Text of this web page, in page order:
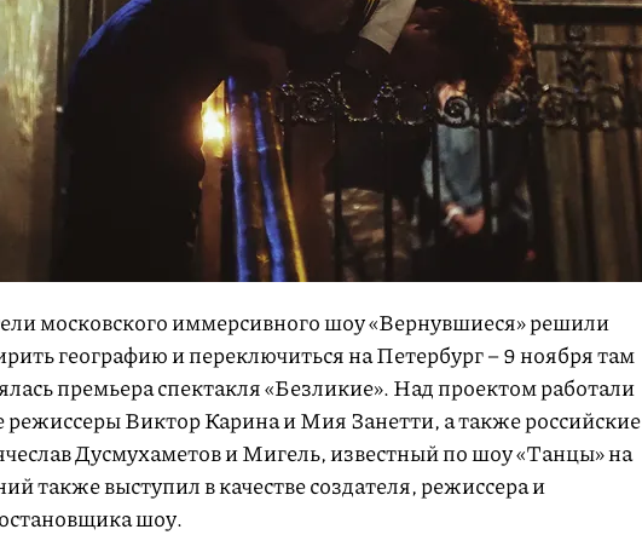
московского иммерсивного шоу «Вернувшиеся» решили
географию и переключиться на Петербург – 9 ноября там
премьера спектакля «Безликие». Над проектом работали
режиссеры Виктор Карина и Мия Занетти, а также российские
Дусмухаметов и Мигель, известный по шоу «Танцы» на
также выступил в качестве создателя, режиссера и
шоу.